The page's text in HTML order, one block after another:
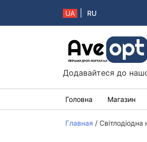
UA RU
Aveopt – оптова
Додавайтеся до
Головна Магазин
Главная /